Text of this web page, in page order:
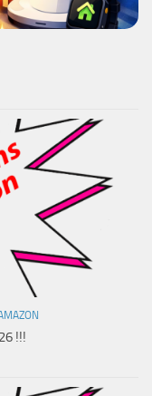
!!!